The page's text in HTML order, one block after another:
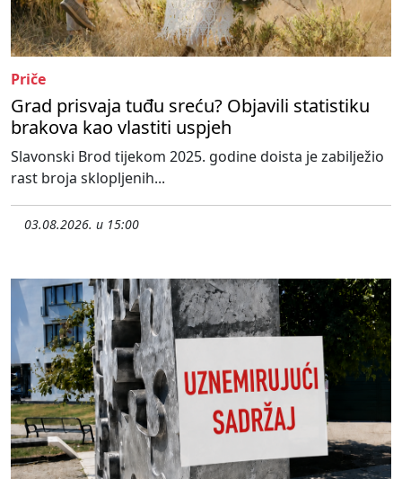
Priče
Grad prisvaja tuđu sreću? Objavili statistiku
brakova kao vlastiti uspjeh
Slavonski Brod tijekom 2025. godine doista je zabilježio
rast broja sklopljenih...
03.08.2026. u 15:00